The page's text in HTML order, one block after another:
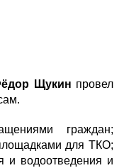
Щукин провел
граждан;
для ТКО;
и водоотведения и